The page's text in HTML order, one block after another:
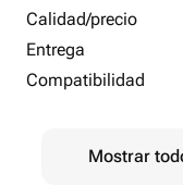
Calidad/precio
Entrega
Compatibilidad
Mostrar